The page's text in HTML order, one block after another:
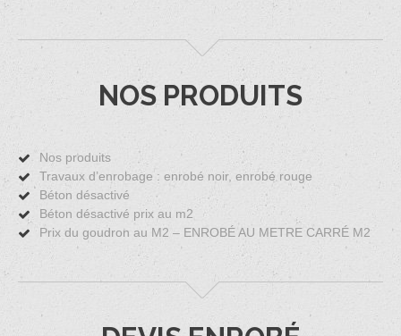
NOS PRODUITS
Nos produits
Travaux d’enrobage : enrobé noir, enrobé rouge
Béton désactivé
Béton désactivé prix au m2
Prix du goudron au M2 – ENROBÉ AU METRE CARRÉ M2